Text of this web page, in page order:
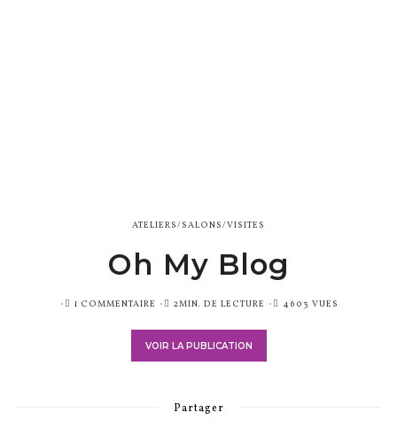
ATELIERS/SALONS/VISITES
Oh My Blog
PUBLIÉ1 COMMENTAIRE 2MIN. DE LECTURE 4603 VUES
VOIR LA PUBLICATION
Partager